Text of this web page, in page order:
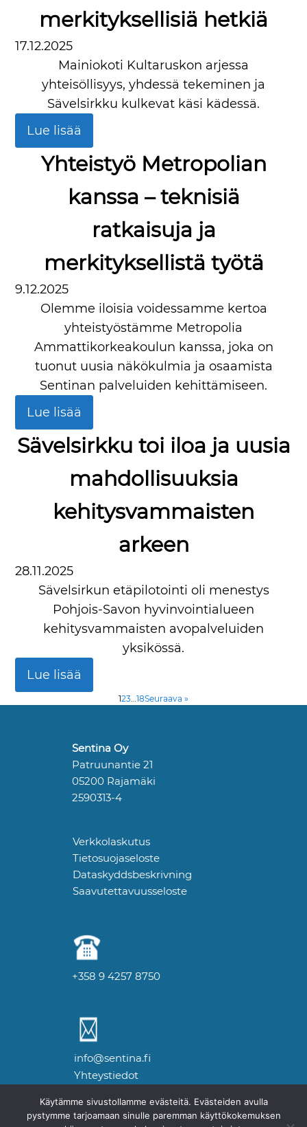
merkityksellisiä hetkiä
17.12.2025
Mainiokoti Kultaruskon arjessa
yhteisöllisyys, yhdessä tekeminen ja
Sävelsirkku kulkevat käsi kädessä.
Lue lisää
Yhteistyö Metropolian
kanssa – teknisiä
ratkaisuja ja
merkityksellistä työtä
9.12.2025
Olemme iloisia voidessamme kertoa
yhteistyöstämme Metropolia
Ammattikorkeakoulun kanssa, joka on
tuonut uusia näkökulmia ja osaamista
Sentinan palveluiden kehittämiseen.
Lue lisää
Sävelsirkku toi iloa ja uusia
mahdollisuuksia
kehitysvammaisten
arkeen
28.11.2025
Sävelsirkun etäpilotointi oli menestys
Pohjois-Savon hyvinvointialueen
kehitysvammaisten avopalveluiden
yksikössä.
Lue lisää
123…18Seuraava »
Sentina Oy
Patruunantie 21
05200 Rajamäki
2590313-4
Verkkolaskutus
Tietosuojaseloste
Dataskyddsbeskrivning
Saavutettavuusseloste
+358 9 4257 8750
info@sentina.fi
Yhteystiedot
Käytämme sivustollamme evästeitä. Evästeiden avulla
pystymme tarjoamaan sinulle paremman käyttökokemuksen